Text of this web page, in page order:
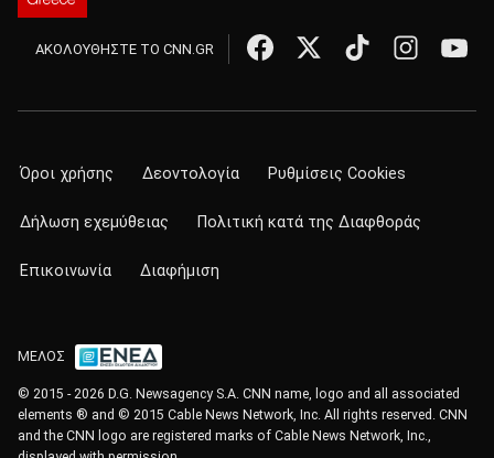
ΑΚΟΛΟΥΘΗΣΤΕ ΤΟ CNN.GR
Όροι χρήσης Δεοντολογία Ρυθμίσεις Cookies
Δήλωση εχεμύθειας Πολιτική κατά της Διαφθοράς
Επικοινωνία Διαφήμιση
ΜΕΛΟΣ
© 2015 - 2026 D.G. Newsagency S.A. CNN name, logo and all associated
elements ® and © 2015 Cable News Network, Inc. All rights reserved. CNN
and the CNN logo are registered marks of Cable News Network, Inc.,